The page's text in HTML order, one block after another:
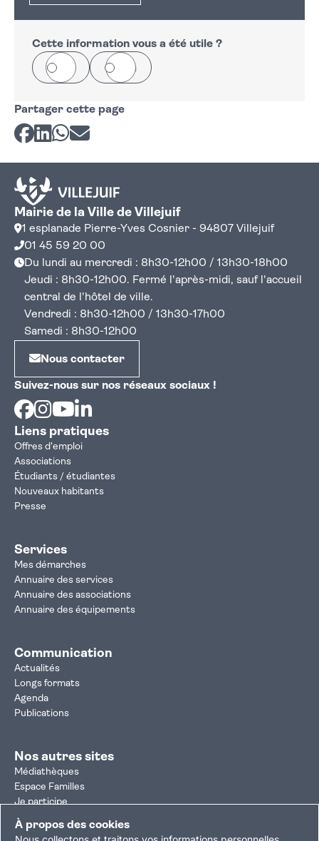
À propos des cookies
Cette information vous a été utile ?
Oui Non
Partager cette page
Partager sur Facebook
Partager sur LinkedIn
Partager sur Whatsapp
Partager par courriel
Mairie de la Ville de Villejuif
1 esplanade Pierre-Yves Cosnier - 94807 Villejuif
01 45 59 20 00
Du lundi au mercredi : 8h30-12h00 / 13h30-18h00
Jeudi : 8h30-12h00. Fermé l'après-midi, sauf l'accueil
central de l'hôtel de ville.
Vendredi : 8h30-12h00 / 13h30-17h00
Samedi : 8h30-12h00
Nous contacter
Suivez-nous sur nos réseaux sociaux !
Facebook
Instagram
Youtube
Liens pratiques
Offres d'emploi
Associations
Étudiants / étudiantes
Nouveaux habitants
Presse
Services
Mes démarches
Annuaire des services
Annuaire des associations
Annuaire des équipements
Communication
Actualités
Longs formats
Agenda
Publications
Nos autres sites
Médiathèques
Espace Familles
Je participe
Autorisation d'urbanisme
Résultats électoraux